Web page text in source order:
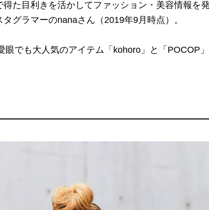
た目利きを活かしてファッション・美容情報を
グラマーのnanaさん（2019年9月時点）。
眼でも大人気のアイテム「kohoro」と「POCOP